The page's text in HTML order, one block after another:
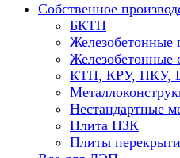
Собственное
БКТП
Железобетонные
Железобетонные
КТП, КРУ,
Нестандартные
Плита ПЗК
Плиты